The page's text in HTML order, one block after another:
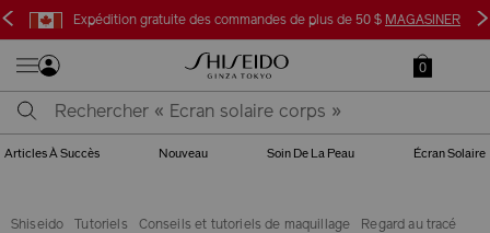
Expédition gratuite des commandes de plus de 50 $ MAGASINER
< >
0
Articles À Succès Nouveau Soin De La Peau Écran Solaire
Shiseido Tutoriels Conseils et tutoriels de maquillage
Regard au tracé